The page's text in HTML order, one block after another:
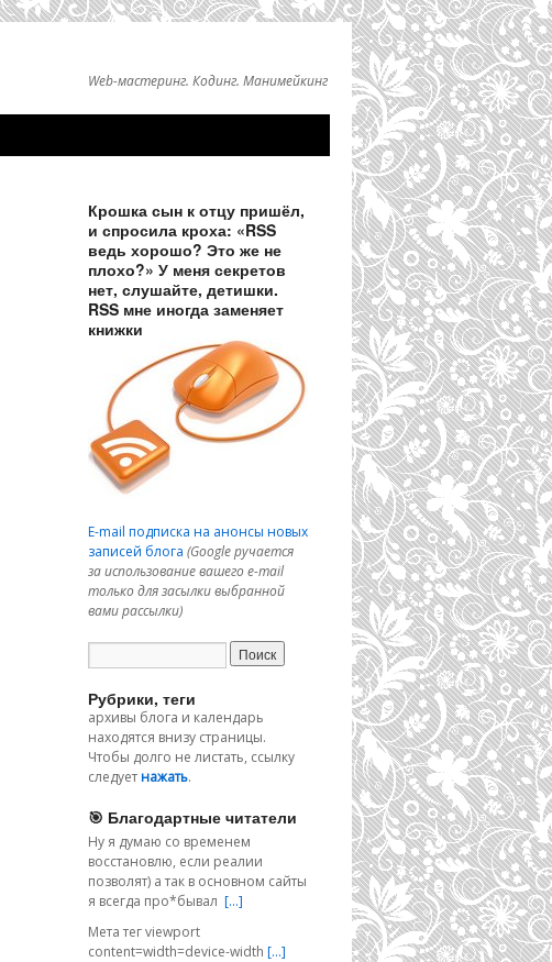
Web-мастеринг. Кодинг. Манимейкинг
Крошка сын к отцу пришёл,
и спросила кроха: «RSS
ведь хорошо? Это же не
плохо?» У меня секретов
нет, слушайте, детишки.
RSS мне иногда заменяет
книжки
E-mail подписка на анонсы новых
записей блога (Google ручается
за использование вашего e-mail
только для засылки выбранной
вами рассылки)
Рубрики, теги
архивы блога и календарь
находятся внизу страницы.
Чтобы долго не листать, ссылку
следуетнажать.
🎯 Благодартные читатели
Ну я думаю со временем
восстановлю, если реалии
позволят) а так в основном сайты
я всегда про*бывал […]
Мета тег viewport
content=width=device-width […]